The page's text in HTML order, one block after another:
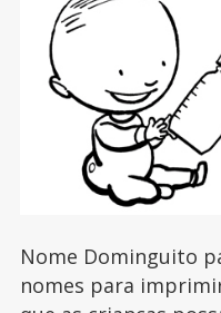
Nome Dominguito
nomes para